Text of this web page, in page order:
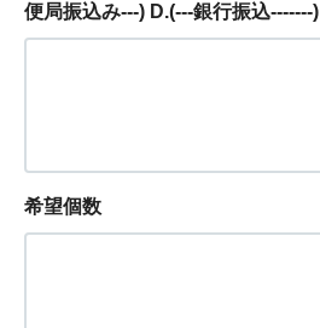
便局振込み---) D.(---銀行振込-------)
希望個数